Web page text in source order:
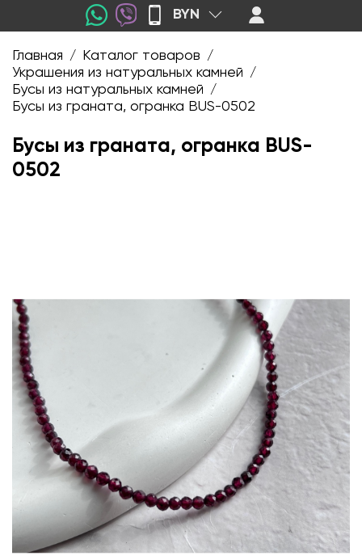
BYN
Главная / Каталог товаров /
Украшения из натуральных камней /
Бусы из натуральных камней /
Бусы из граната, огранка BUS-0502
Бусы из граната, огранка BUS-
0502